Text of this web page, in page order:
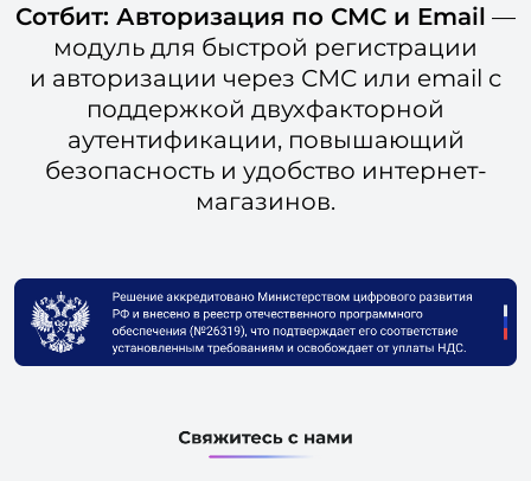
Сотбит: Авторизация по СМС и Email —
модуль для быстрой регистрации
и авторизации через СМС или email с
поддержкой двухфакторной
аутентификации, повышающий
безопасность и удобство интернет-
магазинов.